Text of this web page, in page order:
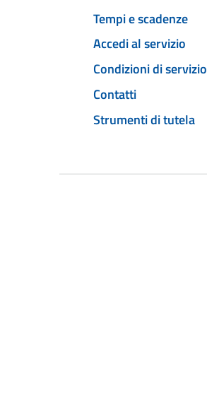
Tempi e scadenze
Accedi al servizio
Condizioni di servizio
Contatti
Strumenti di tutela